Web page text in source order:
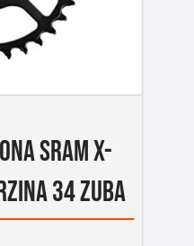
SRAM X-
34 ZUBA